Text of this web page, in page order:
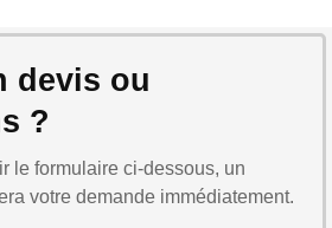
devis ou
?
le formulaire ci-dessous, un
votre demande immédiatement.